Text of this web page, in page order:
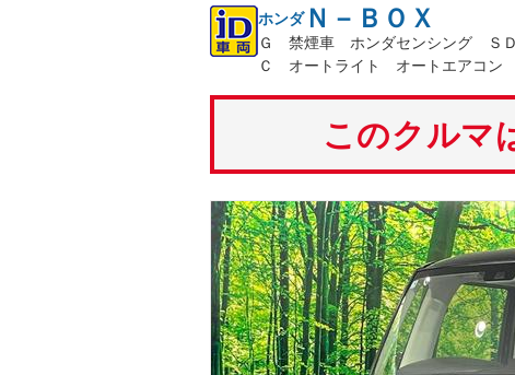
ホンダＮ－ＢＯＸ
Ｇ 禁煙車 ホンダセンシング Ｓ
Ｃ オートライト オートエアコン
このクルマ